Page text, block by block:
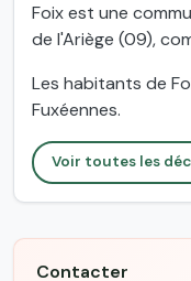
Foix est une
de l'Ariège (09),
Les habitants de
Fuxéennes.
Voir toutes les
Contacter